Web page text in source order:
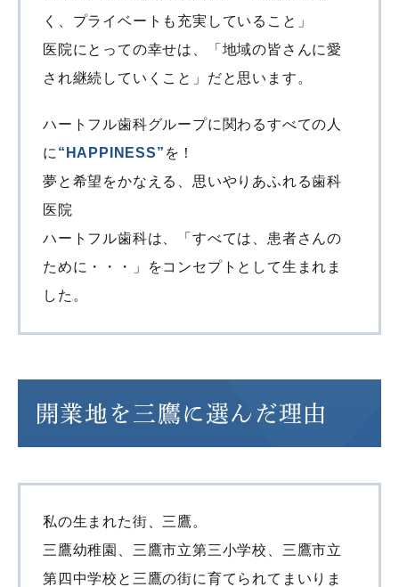
く、プライベートも充実していること」
医院にとっての幸せは、「地域の皆さんに愛
され継続していくこと」だと思います。
ハートフル歯科グループに関わるすべての人
に “HAPPINESS” を！
夢と希望をかなえる、思いやりあふれる歯科
医院
ハートフル歯科は、「すべては、患者さんの
ために・・・」をコンセプトとして生まれま
した。
開業地を三鷹に選んだ理由
私の生まれた街、三鷹。
三鷹幼稚園、三鷹市立第三小学校、三鷹市立
第四中学校と三鷹の街に育てられてまいりま